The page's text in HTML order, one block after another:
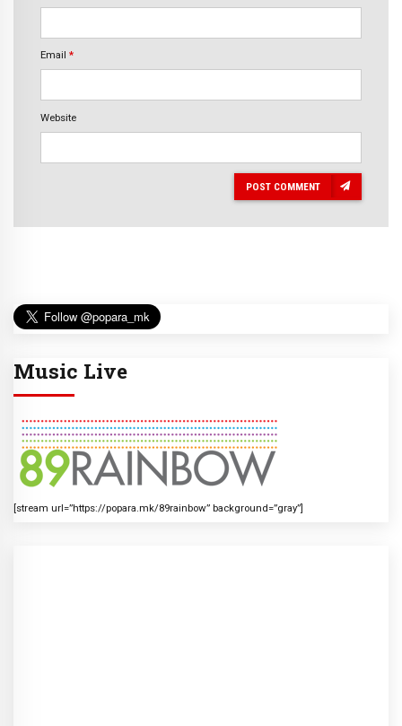
Email *
Website
POST COMMENT
Music Live
[stream url=”https://popara.mk/89rainbow” background=”gray”]